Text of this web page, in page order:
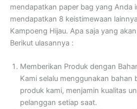
mendapatkan paper bag yang Anda
mendapatkan 8 keistimewaan
Kampoeng Hijau. Apa saja yang
Berikut ulasannya :
Memberikan Produk dengan
Kami selalu menggunakan bahan
produk kami, menjamin kualitas
pelanggan setiap saat.